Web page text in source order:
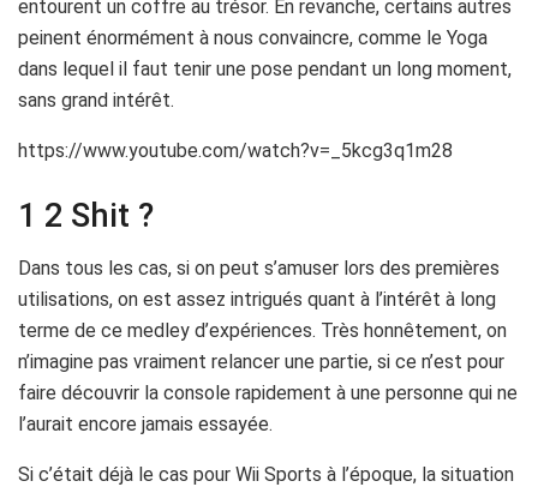
entourent un coffre au trésor. En revanche, certains autres
peinent énormément à nous convaincre, comme le Yoga
dans lequel il faut tenir une pose pendant un long moment,
sans grand intérêt.
https://www.youtube.com/watch?v=_5kcg3q1m28
1 2 Shit ?
Dans tous les cas, si on peut s’amuser lors des premières
utilisations, on est assez intrigués quant à l’intérêt à long
terme de ce medley d’expériences. Très honnêtement, on
n’imagine pas vraiment relancer une partie, si ce n’est pour
faire découvrir la console rapidement à une personne qui ne
l’aurait encore jamais essayée.
Si c’était déjà le cas pour Wii Sports à l’époque, la situation